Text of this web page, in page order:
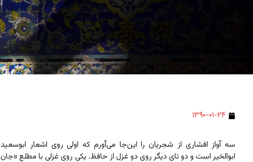
۱۳۹۰-۰۱-۲۴
سه آواز افشاری از شجریان را این‌جا می‌آورم که اولی روی اشعار ابوسعید
ابوالخیر است و دو تای دیگر روی دو غزل از حافظ. یکی روی غزلی با مطلع «جان